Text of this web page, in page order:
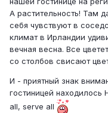
А растительность! Там
себя чувствуют в
климат в Ирландии
вечная весна. Все
со столбов свисают
И - приятный знак
гостиницей находилось
all, serve all